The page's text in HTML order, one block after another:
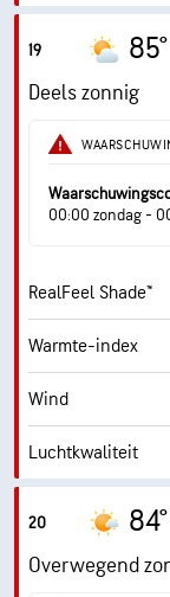
Max. UV-index
Windstoten
Vochtigheid
Dauwpunt
Wolkendek
Zicht
Wolkenplafond
19 85°
Deels zonnig
00:00 zondag -
RealFeel Shade™
Warmte-index
Wind
Luchtkwaliteit
Max. UV-index
Windstoten
20 84°
Overwegend